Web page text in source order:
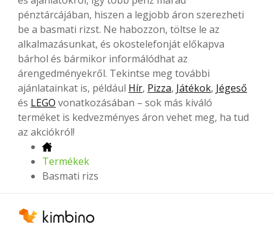
pénztárcájában, hiszen a legjobb áron szerezheti
be a basmati rizst. Ne habozzon, töltse le az
alkalmazásunkat, és okostelefonját előkapva
bárhol és bármikor informálódhat az
árengedményekről. Tekintse meg további
ajánlatainkat is, például Hír, Pizza, Játékok, Jégeső
és LEGO vonatkozásában – sok más kiváló
terméket is kedvezményes áron vehet meg, ha tud
az akciókról!
Termékek
Basmati rizs